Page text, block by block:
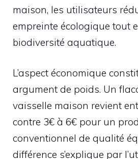
maison, les utilisateurs
empreinte écologique tout
biodiversité aquatique.
L’aspect économique
argument de poids. Un
vaisselle maison revient
contre 3€ à 6€ pour un
conventionnel de qualité
différence s’explique par